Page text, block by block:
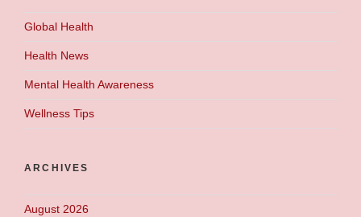
Global Health
Health News
Mental Health Awareness
Wellness Tips
ARCHIVES
August 2026